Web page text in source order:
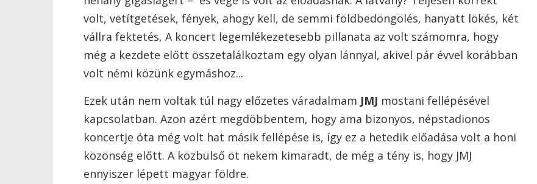
volt, vetítgetések, fények, ahogy kell, de semmi földbedöngölés, hanyatt lökés, két
vállra fektetés, A koncert legemlékezetesebb pillanata az volt számomra, hogy
még a kezdete előtt összetalálkoztam egy olyan lánnyal, akivel pár évvel korábban
volt némi közünk egymáshoz...
Ezek után nem voltak túl nagy előzetes váradalmam JMJ mostani fellépésével
kapcsolatban. Azon azért megdöbbentem, hogy ama bizonyos, népstadionos
koncertje óta még volt hat másik fellépése is, így ez a hetedik előadása volt a honi
közönség előtt. A közbülső öt nekem kimaradt, de még a tény is, hogy JMJ
ennyiszer lépett magyar földre.